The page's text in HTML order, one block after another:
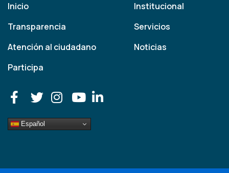
Inicio
Transparencia
Atención al ciudadano
Participa
Institucional
Servicios
Noticias
Español